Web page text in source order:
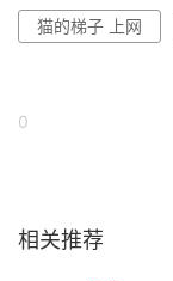
猫的梯子 上网
0
相关推荐